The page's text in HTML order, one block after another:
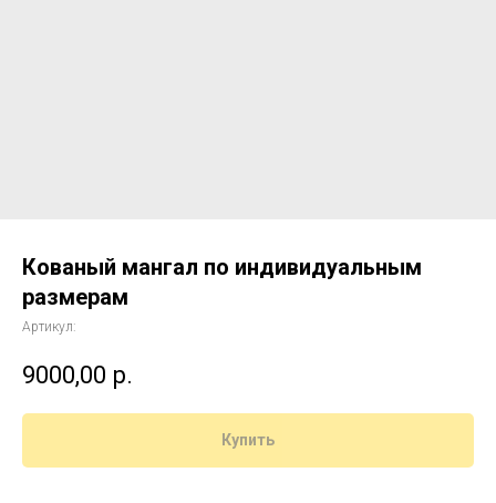
Кованый мангал по индивидуальным
размерам
Артикул:
9000,00 р.
Купить